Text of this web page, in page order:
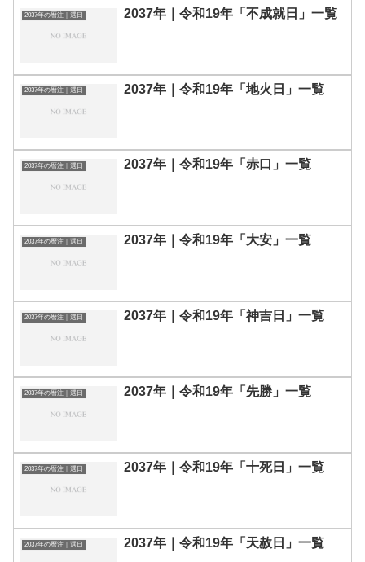
2037年の暦注｜選日 2037年｜令和19年「不成就日」一覧
2037年の暦注｜選日 2037年｜令和19年「地火日」一覧
2037年の暦注｜選日 2037年｜令和19年「赤口」一覧
2037年の暦注｜選日 2037年｜令和19年「大安」一覧
2037年の暦注｜選日 2037年｜令和19年「神吉日」一覧
2037年の暦注｜選日 2037年｜令和19年「先勝」一覧
2037年の暦注｜選日 2037年｜令和19年「十死日」一覧
2037年の暦注｜選日 2037年｜令和19年「天赦日」一覧